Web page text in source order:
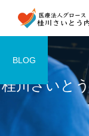
桂川さいと
BLOG